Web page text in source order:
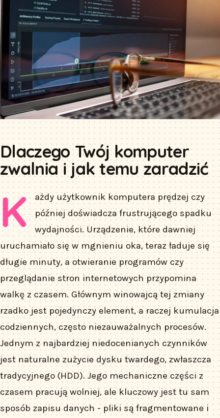
Dlaczego Twój komputer
zwalnia i jak temu zaradzić
K
ażdy użytkownik komputera prędzej czy
później doświadcza frustrującego spadku
wydajności. Urządzenie, które dawniej
uruchamiało się w mgnieniu oka, teraz ładuje się
długie minuty, a otwieranie programów czy
przeglądanie stron internetowych przypomina
walkę z czasem. Głównym winowajcą tej zmiany
rzadko jest pojedynczy element, a raczej kumulacja
codziennych, często niezauważalnych procesów.
Jednym z najbardziej niedocenianych czynników
jest naturalne zużycie dysku twardego, zwłaszcza
tradycyjnego (HDD). Jego mechaniczne części z
czasem pracują wolniej, ale kluczowy jest tu sam
sposób zapisu danych - pliki są fragmentowane i